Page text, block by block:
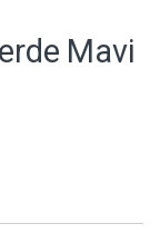
Mavi